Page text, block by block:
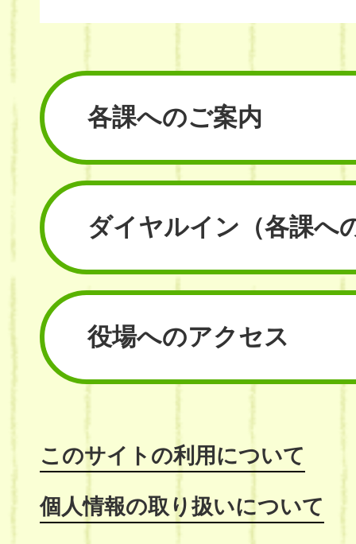
各課へのご案内
ダイヤルイン （各課へ
役場へのアクセス
このサイトの利用について
個人情報の取り扱いについて